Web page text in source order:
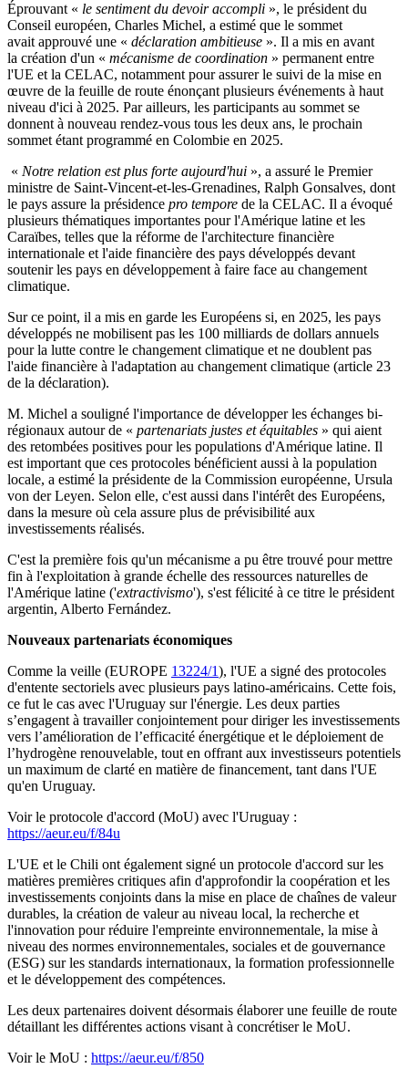
Éprouvant « le sentiment du devoir accompli », le président du
Conseil européen, Charles Michel, a estimé que le sommet
avait approuvé une « déclaration ambitieuse ». Il a mis en avant
la création d'un « mécanisme de coordination » permanent entre
l'UE et la CELAC, notamment pour assurer le suivi de la mise en
œuvre de la feuille de route énonçant plusieurs événements à haut
niveau d'ici à 2025. Par ailleurs, les participants au sommet se
donnent à nouveau rendez-vous tous les deux ans, le prochain
sommet étant programmé en Colombie en 2025.
« Notre relation est plus forte aujourd'hui », a assuré le Premier
ministre de Saint-Vincent-et-les-Grenadines, Ralph Gonsalves, dont
le pays assure la présidence pro tempore de la CELAC. Il a évoqué
plusieurs thématiques importantes pour l'Amérique latine et les
Caraïbes, telles que la réforme de l'architecture financière
internationale et l'aide financière des pays développés devant
soutenir les pays en développement à faire face au changement
climatique.
Sur ce point, il a mis en garde les Européens si, en 2025, les pays
développés ne mobilisent pas les 100 milliards de dollars annuels
pour la lutte contre le changement climatique et ne doublent pas
l'aide financière à l'adaptation au changement climatique (article 23
de la déclaration).
M. Michel a souligné l'importance de développer les échanges bi-
régionaux autour de « partenariats justes et équitables » qui aient
des retombées positives pour les populations d'Amérique latine. Il
est important que ces protocoles bénéficient aussi à la population
locale, a estimé la présidente de la Commission européenne, Ursula
von der Leyen. Selon elle, c'est aussi dans l'intérêt des Européens,
dans la mesure où cela assure plus de prévisibilité aux
investissements réalisés.
C'est la première fois qu'un mécanisme a pu être trouvé pour mettre
fin à l'exploitation à grande échelle des ressources naturelles de
l'Amérique latine ('extractivismo'), s'est félicité à ce titre le président
argentin, Alberto Fernández.
Nouveaux partenariats économiques
Comme la veille (EUROPE 13224/1), l'UE a signé des protocoles
d'entente sectoriels avec plusieurs pays latino-américains. Cette fois,
ce fut le cas avec l'Uruguay sur l'énergie. Les deux parties
s’engagent à travailler conjointement pour diriger les investissements
vers l’amélioration de l’efficacité énergétique et le déploiement de
l’hydrogène renouvelable, tout en offrant aux investisseurs potentiels
un maximum de clarté en matière de financement, tant dans l'UE
qu'en Uruguay.
Voir le protocole d'accord (MoU) avec l'Uruguay :
https://aeur.eu/f/84u
L'UE et le Chili ont également signé un protocole d'accord sur les
matières premières critiques afin d'approfondir la coopération et les
investissements conjoints dans la mise en place de chaînes de valeur
durables, la création de valeur au niveau local, la recherche et
l'innovation pour réduire l'empreinte environnementale, la mise à
niveau des normes environnementales, sociales et de gouvernance
(ESG) sur les standards internationaux, la formation professionnelle
et le développement des compétences.
Les deux partenaires doivent désormais élaborer une feuille de route
détaillant les différentes actions visant à concrétiser le MoU.
Voir le MoU : https://aeur.eu/f/850